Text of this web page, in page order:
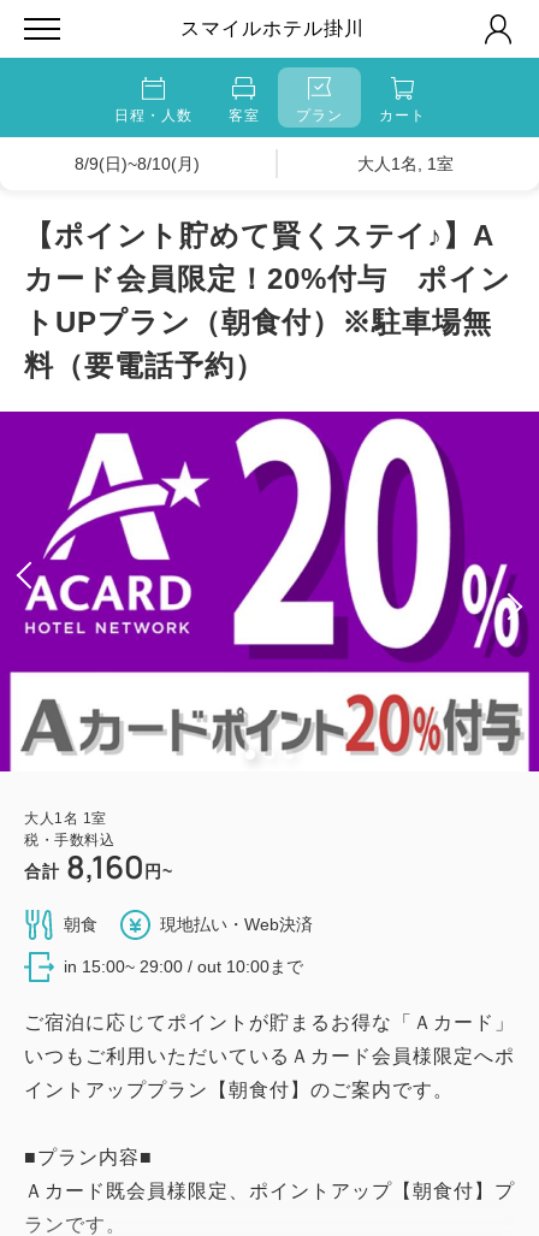
スマイルホテル掛川
日程・人数 客室 プラン カート
8/9(日)~8/10(月) 大人1名, 1室
【ポイント貯めて賢くステイ♪】A
カード会員限定！20%付与 ポイン
トUPプラン（朝食付）※駐車場無
料（要電話予約）
大人 1 名 1 室
税・手数料込
合計 8,160 円~
朝食 現地払い・Web決済
in 15:00~ 29:00 / out 10:00まで
ご宿泊に応じてポイントが貯まるお得な「Ａカード」
いつもご利用いただいているＡカード会員様限定へポ
イントアッププラン【朝食付】のご案内です。
■プラン内容■
Ａカード既会員様限定、ポイントアップ【朝食付】プ
ランです。